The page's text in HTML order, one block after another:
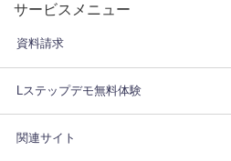
サービスメニュー
資料請求
Lステップデモ無料体験
関連サイト